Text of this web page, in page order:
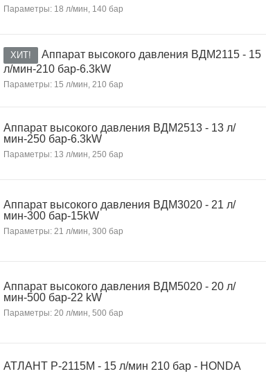
Параметры: 18 л/мин, 140 бар
ХИТ!
Аппарат высокого давления ВДМ2115 - 15
л/мин-210 бар-6.3kW
Параметры: 15 л/мин, 210 бар
Аппарат высокого давления ВДМ2513 - 13 л/
мин-250 бар-6.3kW
Параметры: 13 л/мин, 250 бар
Аппарат высокого давления ВДМ3020 - 21 л/
мин-300 бар-15kW
Параметры: 21 л/мин, 300 бар
Аппарат высокого давления ВДМ5020 - 20 л/
мин-500 бар-22 kW
Параметры: 20 л/мин, 500 бар
АТЛАНТ P-2115М - 15 л/мин 210 бар - HONDA